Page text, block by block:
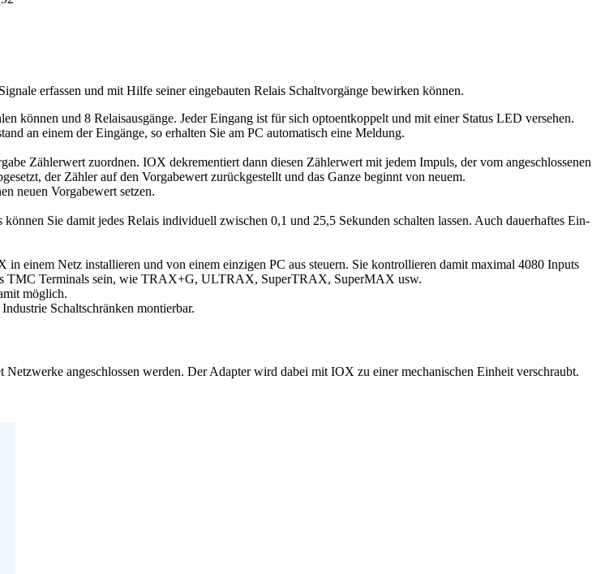
erfassen und mit Hilfe seiner eingebauten Relais Schaltvorgänge bewirken können.
können und 8 Relaisausgänge. Jeder Eingang ist für sich optoentkoppelt und mit einer Status LED versehen.
an einem der Eingänge, so erhalten Sie am PC automatisch eine Meldung.
Zählerwert zuordnen. IOX dekrementiert dann diesen Zählerwert mit jedem Impuls, der vom angeschlossenen
der Zähler auf den Vorgabewert zurückgestellt und das Ganze beginnt von neuem.
neuen Vorgabewert setzen.
Sie damit jedes Relais individuell zwischen 0,1 und 25,5 Sekunden schalten lassen. Auch dauerhaftes Ein-
einem Netz installieren und von einem einzigen PC aus steuern. Sie kontrollieren damit maximal 4080 Inputs
TMC Terminals sein, wie TRAX+G, ULTRAX, SuperTRAX, SuperMAX usw.
möglich.
Schaltschränken montierbar.
angeschlossen werden. Der Adapter wird dabei mit IOX zu einer mechanischen Einheit verschraubt.